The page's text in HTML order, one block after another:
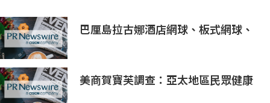
巴厘島拉古娜酒店網球、板式網球、
美商賀寶芙調查：亞太地區民眾健康